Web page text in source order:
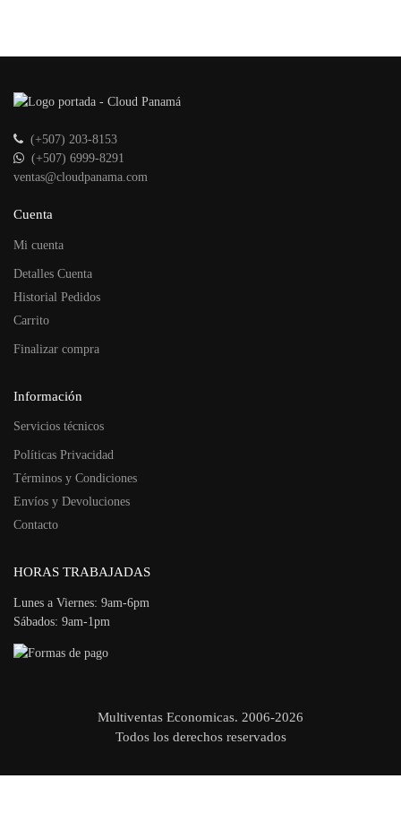
(+507) 203-8153
(+507) 6999-8291
ventas@cloudpanama.com
Cuenta
Mi cuenta
Detalles Cuenta
Historial Pedidos
Carrito
Finalizar compra
Información
Servicios técnicos
Políticas Privacidad
Términos y Condiciones
Envíos y Devoluciones
Contacto
HORAS TRABAJADAS
Lunes a Viernes: 9am-6pm
Sábados: 9am-1pm
Multiventas Economicas. 2006-2026
Todos los derechos reservados